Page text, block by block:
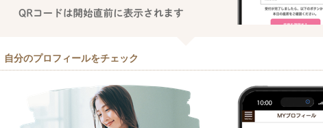
自分のプロフィールをチェック